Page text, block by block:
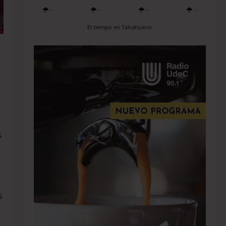
- - - -
El tiempo en Talcahuano